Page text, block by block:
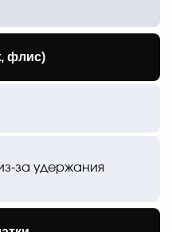
флис)
за удержания